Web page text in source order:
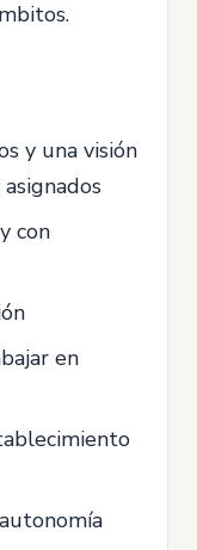
y una visión
con
en